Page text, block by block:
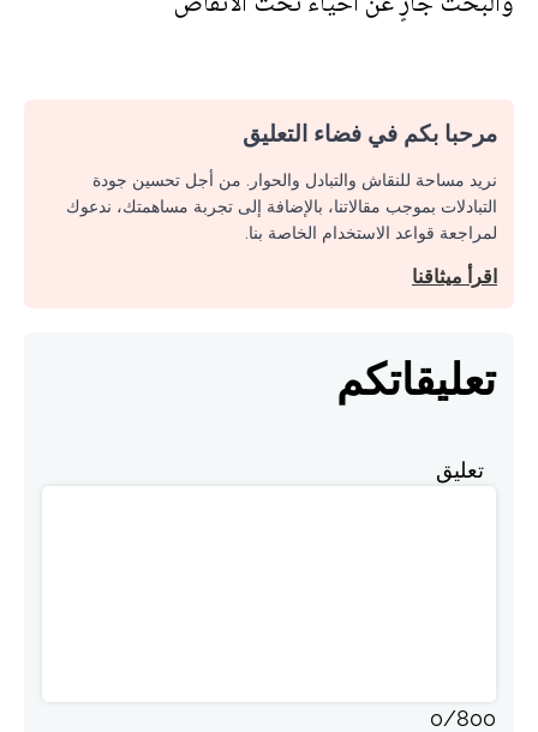
مرحبا بكم في فضاء التعليق
نريد مساحة للنقاش والتبادل والحوار. من أجل تحسين جودة
التبادلات بموجب مقالاتنا، بالإضافة إلى تجربة مساهمتك، ندعوك
لمراجعة قواعد الاستخدام الخاصة بنا.
اقرأ ميثاقنا
تعليقاتكم
تعليق
0/800